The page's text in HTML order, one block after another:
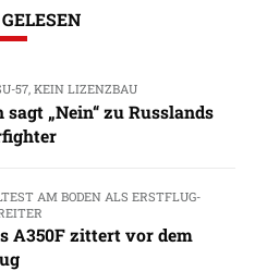
57, KEIN LIZENZBAU
sagt „Nein“ zu Russlands
AM BODEN ALS ERSTFLUG-
A350F zittert vor dem